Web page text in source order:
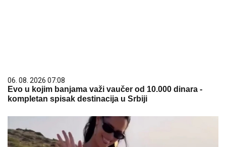
06. 08. 2026 07:08
Evo u kojim banjama važi vaučer od 10.000 dinara -
kompletan spisak destinacija u Srbiji